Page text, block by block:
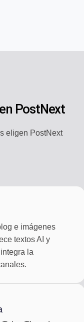
PostNext
eligen PostNext
e imágenes
textos AI y
la